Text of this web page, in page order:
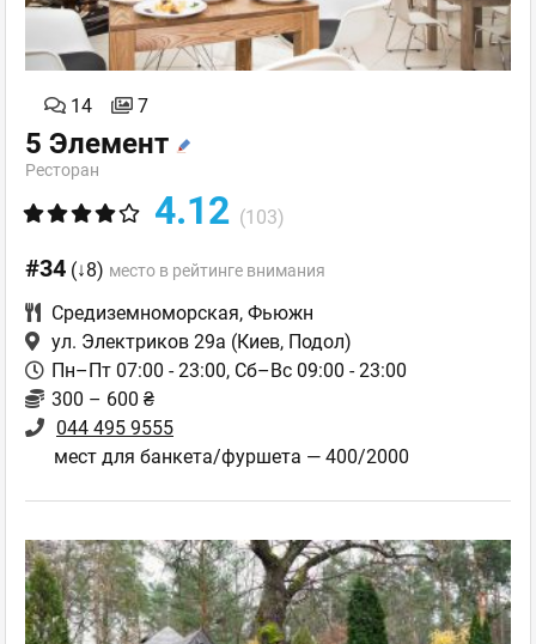
14 7
5 Элемент
Ресторан
4.12 (103)
#34 (↓8) место в рейтинге внимания
Средиземноморская, Фьюжн
ул. Электриков 29а (Киев, Подол)
Пн–Пт 07:00 - 23:00, Сб–Вс 09:00 - 23:00
300 – 600 ₴
044 495 9555
мест для банкета/фуршета — 400/2000